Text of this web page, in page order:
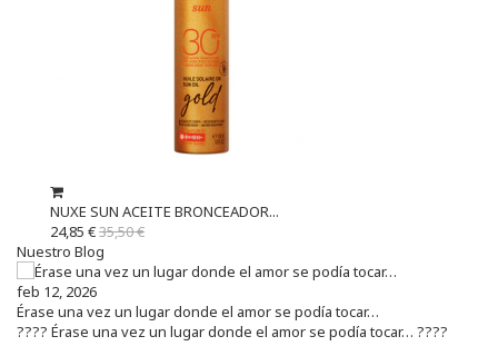
NUXE SUN ACEITE BRONCEADOR...
24,85 €35,50 €
Nuestro Blog
feb 12, 2026
Érase una vez un lugar donde el amor se podía tocar…
???? Érase una vez un lugar donde el amor se podía tocar… ????